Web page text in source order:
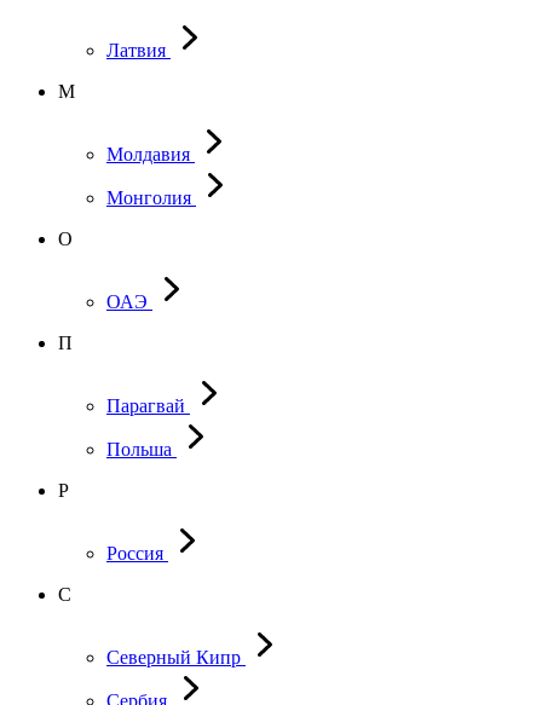
Латвия
М
Молдавия
Монголия
О
ОАЭ
П
Парагвай
Польша
Р
Россия
С
Северный Кипр